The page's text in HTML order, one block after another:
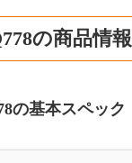
の商品情報
の基本スペック